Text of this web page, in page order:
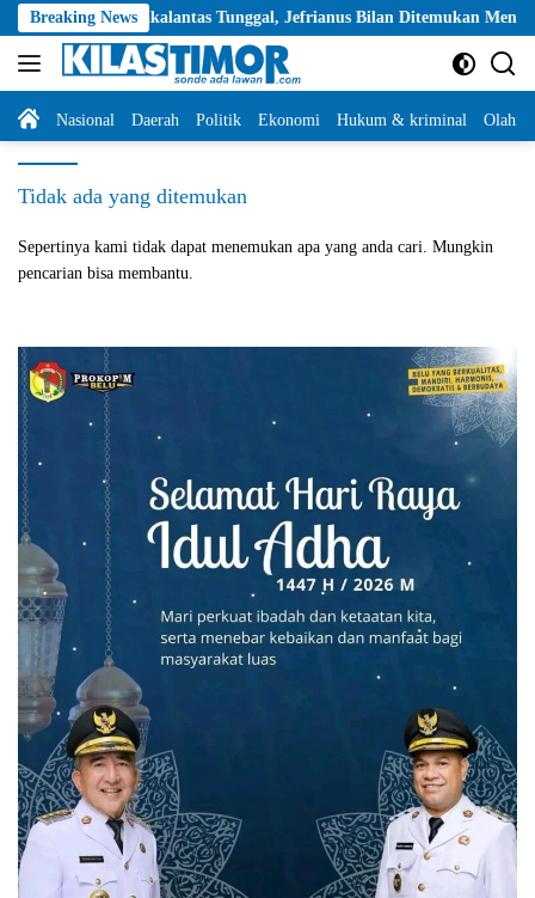
Langsung
ke
konten
Breaking News
Lakalantas Tunggal, Jefrianus Bilan Ditemukan Meninggal Dunia
HomeNasional Daerah Politik Ekonomi Hukum & kriminal
Tidak ada yang ditemukan
Sepertinya kami tidak dapat menemukan apa yang anda cari. Mungkin
pencarian bisa membantu.